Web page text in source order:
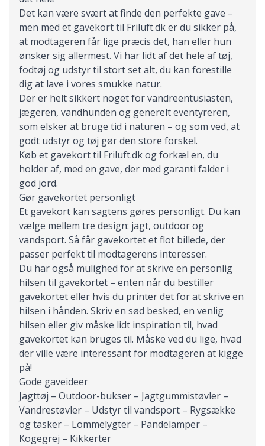
Det kan være svært at finde den perfekte gave –
men med et gavekort til Friluft.dk er du sikker på,
at modtageren får lige præcis det, han eller hun
ønsker sig allermest. Vi har lidt af det hele af tøj,
fodtøj og udstyr til stort set alt, du kan forestille
dig at lave i vores smukke natur.
Der er helt sikkert noget for vandreentusiasten,
jægeren, vandhunden og generelt eventyreren,
som elsker at bruge tid i naturen – og som ved, at
godt udstyr og tøj gør den store forskel.
Køb et gavekort til Friluft.dk og forkæl en, du
holder af, med en gave, der med garanti falder i
god jord.
Gør gavekortet personligt
Et gavekort kan sagtens gøres personligt. Du kan
vælge mellem tre design: jagt, outdoor og
vandsport. Så får gavekortet et flot billede, der
passer perfekt til modtagerens interesser.
Du har også mulighed for at skrive en personlig
hilsen til gavekortet – enten når du bestiller
gavekortet eller hvis du printer det for at skrive en
hilsen i hånden. Skriv en sød besked, en venlig
hilsen eller giv måske lidt inspiration til, hvad
gavekortet kan bruges til. Måske ved du lige, hvad
der ville være interessant for modtageren at kigge
på!
Gode gaveideer
Jagttøj – Outdoor-bukser – Jagtgummistøvler –
Vandrestøvler – Udstyr til vandsport – Rygsække
og tasker – Lommelygter – Pandelamper –
Kogegrej – Kikkerter